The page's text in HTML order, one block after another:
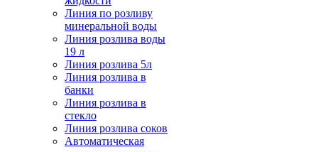
Линия по розливу
минеральной воды
Линия розлива воды
19 л
Линия розлива 5л
Линия розлива в
банки
Линия розлива в
стекло
Линия розлива соков
Автоматическая